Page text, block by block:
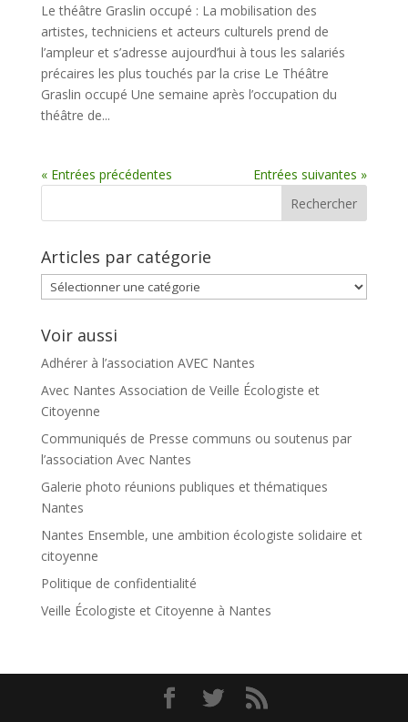
Le théâtre Graslin occupé : La mobilisation des
artistes, techniciens et acteurs culturels prend de
l’ampleur et s’adresse aujourd’hui à tous les salariés
précaires les plus touchés par la crise Le Théâtre
Graslin occupé Une semaine après l’occupation du
théâtre de...
« Entrées précédentes Entrées suivantes »
Articles par catégorie
Articles
par
catégorie
Voir aussi
Adhérer à l’association AVEC Nantes
Avec Nantes Association de Veille Écologiste et
Citoyenne
Communiqués de Presse communs ou soutenus par
l’association Avec Nantes
Galerie photo réunions publiques et thématiques
Nantes
Nantes Ensemble, une ambition écologiste solidaire et
citoyenne
Politique de confidentialité
Veille Écologiste et Citoyenne à Nantes